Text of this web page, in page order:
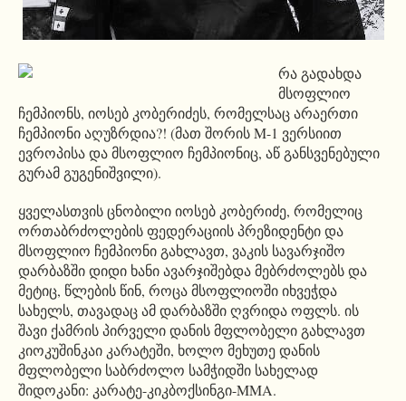
რა გადახდა
მსოფლიო
ჩემპიონს, იოსებ კობერიძეს, რომელსაც არაერთი
ჩემპიონი აღუზრდია?! (მათ შორის M-1 ვერსიით
ევროპისა და მსოფლიო ჩემპიონიც, აწ განსვენებული
გურამ გუგენიშვილი).
ყველასთვის ცნობილი იოსებ კობერიძე, რომელიც
ორთაბრძოლების ფედერაციის პრეზიდენტი და
მსოფლიო ჩემპიონი გახლავთ, ვაკის სავარჯიშო
დარბაზში დიდი ხანი ავარჯიშებდა მებრძოლებს და
მეტიც, წლების წინ, როცა მსოფლიოში იხვეჭდა
სახელს, თავადაც ამ დარბაზში ღვრიდა ოფლს. ის
შავი ქამრის პირველი დანის მფლობელი გახლავთ
კიოკუშინკაი კარატეში, ხოლო მეხუთე დანის
მფლობელი საბრძოლო სამჭიდში სახელად
შიდოკანი: კარატე-კიკბოქსინგი-MMA.